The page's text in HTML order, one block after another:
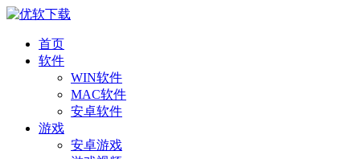
首页
软件
WIN软件
MAC软件
安卓软件
游戏
安卓游戏